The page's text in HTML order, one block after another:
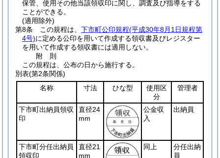
保管、使用その他当該領収印に関し、調査及び指導をする
ことができる。
(適用除外)
第8条
この規程は、 下市町公印規程(平成30年8月1日規程第
4号)に定める公印を用いて作成する領収書及びレジスター
を用いて作成する領収書には適用しない。
附 則
この規程は、公布の日から施行する。
別表(第2条関係)
名称
寸法 ひな型
使用区
分
管理者
下市町出納員領収
印
直径24
mm
公金収
入
出納員
下市町分任出納員
領収印
直径21
mm
同上
分任出納
員